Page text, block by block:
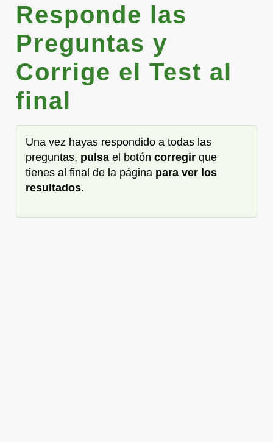
Responde las
Preguntas y
Corrige el Test al
final
Una vez hayas respondido a todas las
preguntas, pulsa el botón corregir que
tienes al final de la página para ver los
resultados.